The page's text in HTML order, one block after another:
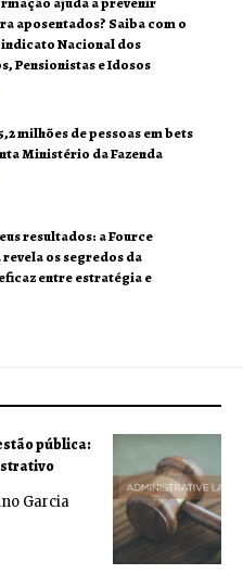
aposentados? Saiba com o
Nacional dos
Pensionistas e Idosos
milhões de pessoas em bets
Ministério da Fazenda
resultados: a Fource
os segredos da
entre estratégia e
pública:
Garcia